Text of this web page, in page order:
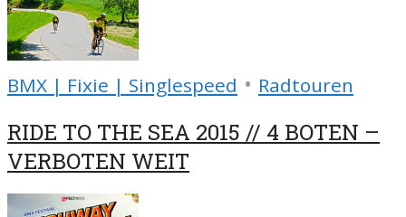
BMX | Fixie | Singlespeed • Radtouren
RIDE TO THE SEA 2015 // 4 BOTEN –
VERBOTEN WEIT